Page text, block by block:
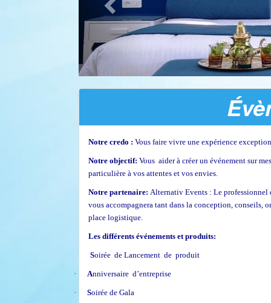
Notre credo : Vous faire vivre une expérience
Notre objectif: Vous aider à créer un événement sur
particulière à vos attentes et vos envies.
Notre partenaire: Alternativ Events : Le professionnel
vous accompagnera tant dans la conception, conseils,
place logistique.
Les différents événements et produits:
Soirée de Lancement de produit
· Anniversaire d’entreprise
· Soirée de Gala